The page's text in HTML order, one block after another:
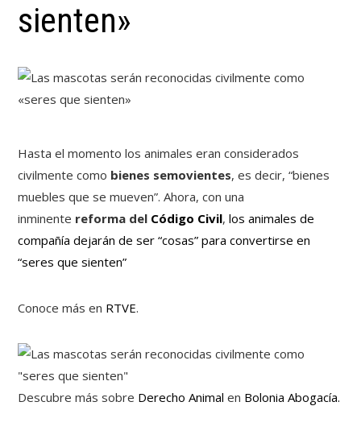
sienten»
Hasta el momento los animales eran considerados
civilmente como bienes semovientes, es decir, “bienes
muebles que se mueven”. Ahora, con una
inminente reforma del Código Civil,los animales de
compañía dejarán de ser “cosas” para convertirse en
“seres que sienten”
Conoce más en RTVE.
Descubre más sobre Derecho Animal en Bolonia Abogacía.